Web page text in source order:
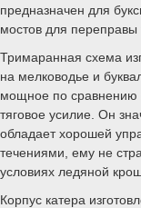
предназначен для
мостов для переправы
Тримаранная схема
на мелководье и
мощное по
тяговое усилие. Он
обладает хорошей
течениями, ему не
условиях ледяной
Корпус катера